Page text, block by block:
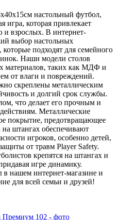
настольный футбол,
игра, которая привлекает
и взрослых. В интернет-
выбор настольных
подходят для семейного
Наши модели столов
материалов, таких как МДФ и
от влаги и повреждений.
скреплены металлическим
и долгий срок службы.
что делает его прочным и
Металлические
покрытие, предотвращающее
штангах обеспечивают
игроков, особенно детей,
от травм Player Safety.
крепятся на штангах и
игре динамику.
в нашем интернет-магазине и
для всей семьи и друзей!